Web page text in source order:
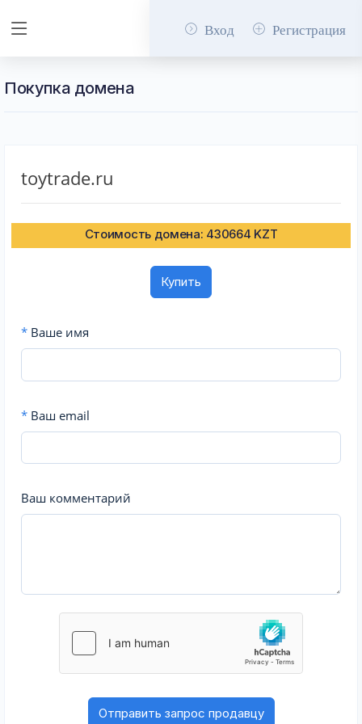
Вход Регистрация
Покупка домена
toytrade.ru
Стоимость домена: 430664 KZT
Купить
* Ваше имя
* Ваш email
Ваш комментарий